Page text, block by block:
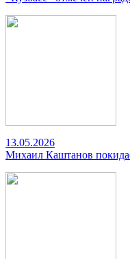
13.05.2026
Михаил Каштанов